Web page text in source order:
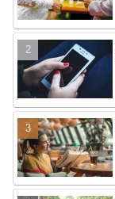
o
k
h
n